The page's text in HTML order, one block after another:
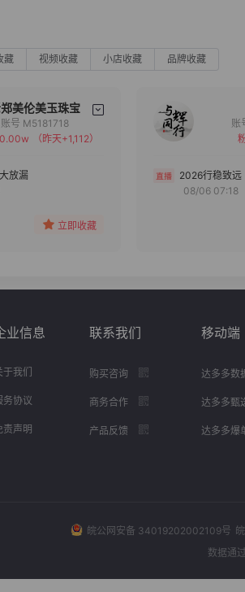
藏 视频收藏 小店收藏 品牌收藏
美伦美玉珠宝
备注
分组
账号 M5181718
（昨天+1,112）
放漏
立即收藏
2026行稳致远
08/06 07:18
业信息
于我们
务协议
责声明
联系我们
购买咨询
商务合作
产品反馈
移动端
达多多数
达多多甄
达多多爆
皖公网安备 34019202002109号
数据通